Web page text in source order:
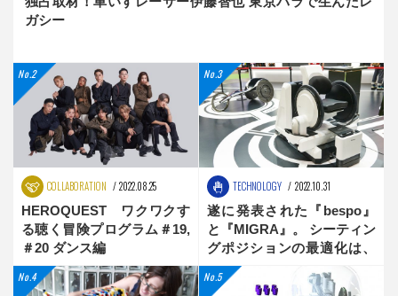
ガシー
COLLABORATION 2022.08.25
HEROQUEST ワクワクす
る聴く冒険プログラム＃19,
＃20 ダンス編
TECHNOLOGY 2022.10.31
遂に発表された『bespo』
と『MIGRA』。 シーティン
グポジションの最適化は、
新時代へ